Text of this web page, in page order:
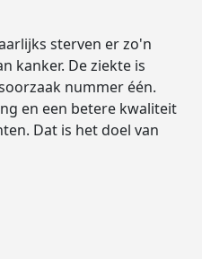
sterven er zo'n
kanker. De ziekte is
nummer één.
en een betere kwaliteit
Dat is het doel van